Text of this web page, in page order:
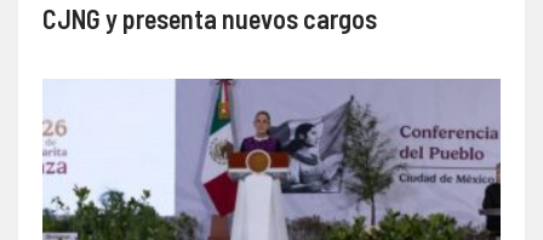
CJNG y presenta nuevos cargos